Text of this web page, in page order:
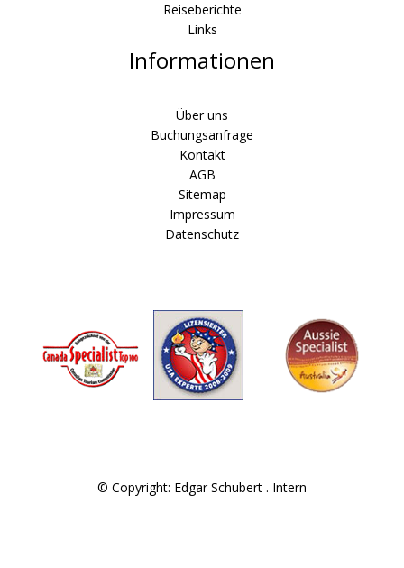
Reiseberichte
Links
Informationen
Über uns
Buchungsanfrage
Kontakt
AGB
Sitemap
Impressum
Datenschutz
© Copyright: Edgar Schubert . Intern